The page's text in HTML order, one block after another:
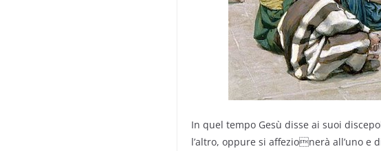
In quel tempo Gesù disse ai suoi
l’altro, oppure si affezionerà all’uno e